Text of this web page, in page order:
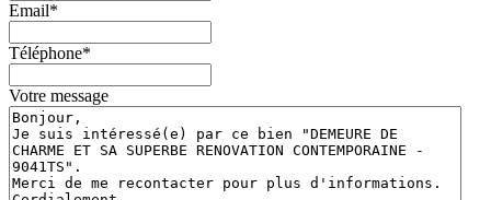
Email*
Téléphone*
Votre message